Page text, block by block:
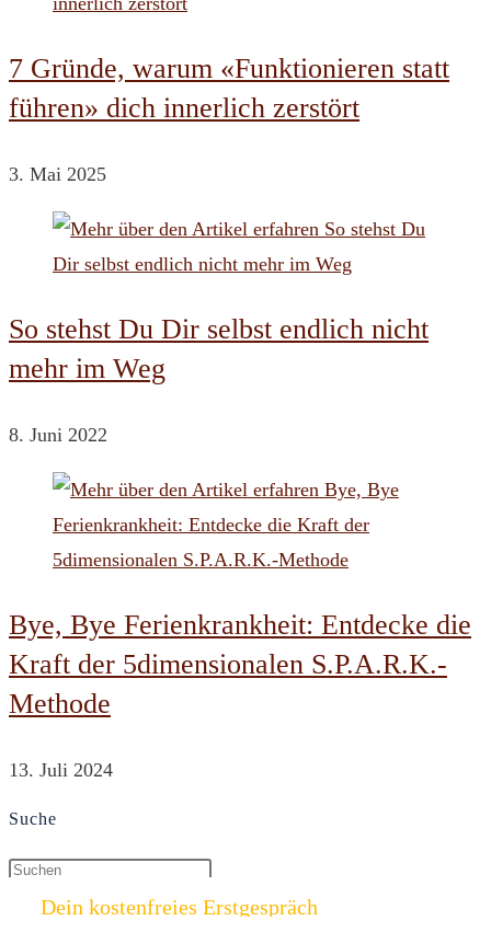
7 Gründe, warum «Funktionieren statt
führen» dich innerlich zerstört
3. Mai 2025
So stehst Du Dir selbst endlich nicht
mehr im Weg
8. Juni 2022
Bye, Bye Ferienkrankheit: Entdecke die
Kraft der 5dimensionalen S.P.A.R.K.-
Methode
13. Juli 2024
Suche
Dein kostenfreies Erstgespräch